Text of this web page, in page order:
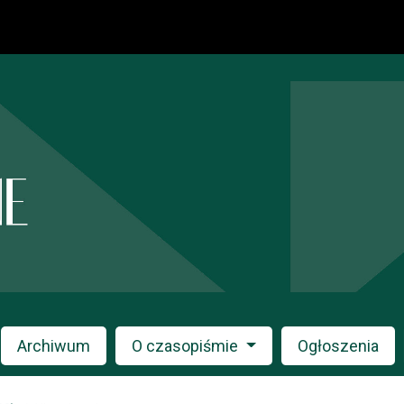
Archiwum O czasopiśmie Ogłoszenia